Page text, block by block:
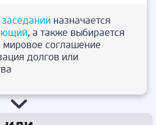
назначается
, а также выбирается
мировое соглашение
долгов или